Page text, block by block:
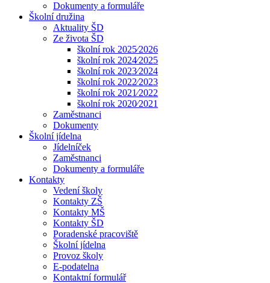
Dokumenty a formuláře
Školní družina
Aktuality ŠD
Ze života ŠD
školní rok 2025⁄2026
školní rok 2024⁄2025
školní rok 2023⁄2024
školní rok 2022⁄2023
školní rok 2021⁄2022
školní rok 2020⁄2021
Zaměstnanci
Dokumenty
Školní jídelna
Jídelníček
Zaměstnanci
Dokumenty a formuláře
Kontakty
Vedení školy
Kontakty ZŠ
Kontakty MŠ
Kontakty ŠD
Poradenské pracoviště
Školní jídelna
Provoz školy
E-podatelna
Kontaktní formulář